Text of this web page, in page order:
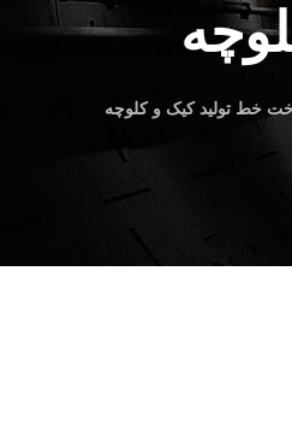
خط تولید کیک و کلوچه